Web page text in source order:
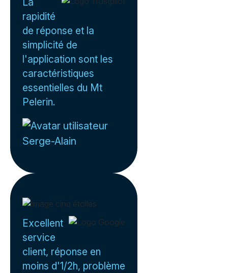
rapidité
de réponse et la
simplicité de
l'application sont les
caractéristiques
essentielles du Mt
Pelerin.
Serge-Alain
Excellent
service
client, réponse en
moins d'1/2h, problème